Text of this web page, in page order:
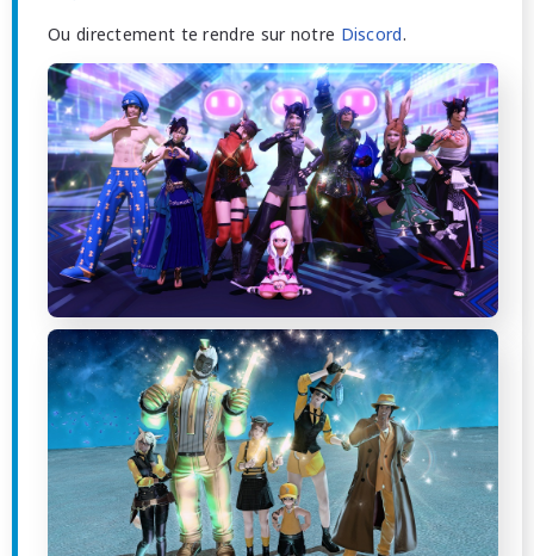
Ou directement te rendre sur notre Discord.